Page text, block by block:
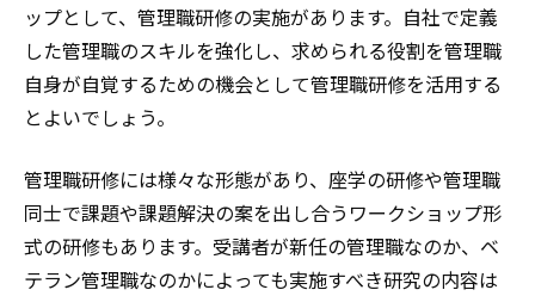
ップとして、管理職研修の実施があります。自社で定義
した管理職のスキルを強化し、求められる役割を管理職
自身が自覚するための機会として管理職研修を活用する
とよいでしょう。
管理職研修には様々な形態があり、座学の研修や管理職
同士で課題や課題解決の案を出し合うワークショップ形
式の研修もあります。受講者が新任の管理職なのか、ベ
テラン管理職なのかによっても実施すべき研究の内容は